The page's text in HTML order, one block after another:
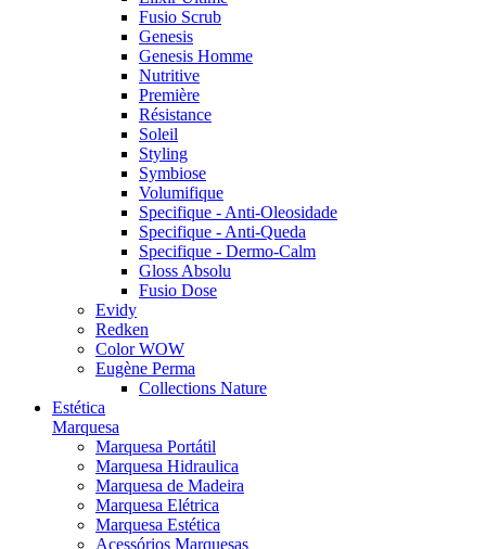
Fusio Scrub
Genesis
Genesis Homme
Nutritive
Première
Résistance
Soleil
Styling
Symbiose
Volumifique
Specifique - Anti-Oleosidade
Specifique - Anti-Queda
Specifique - Dermo-Calm
Gloss Absolu
Fusio Dose
Evidy
Redken
Color WOW
Eugène Perma
Collections Nature
Estética
Marquesa
Marquesa Portátil
Marquesa Hidraulica
Marquesa de Madeira
Marquesa Elétrica
Marquesa Estética
Acessórios Marquesas